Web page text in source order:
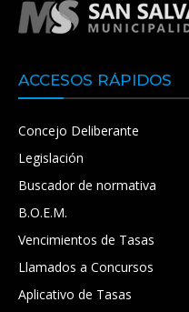
ACCESOS RÁPIDOS
Concejo Deliberante
Legislación
Buscador de normativa
B.O.E.M.
Vencimientos de Tasas
Llamados a Concursos
Aplicativo de Tasas